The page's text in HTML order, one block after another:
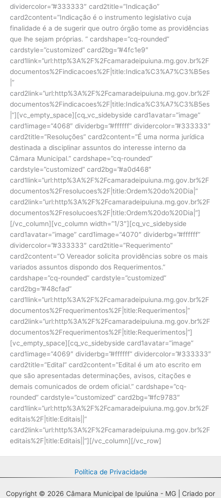
dividercolor=”#333333″ card2title=”Indicação”
card2content=”Indicação é o instrumento legislativo cuja
finalidade é a de sugerir que outro órgão tome as providências
que lhe sejam próprias. ” cardshape=”cq-rounded”
cardstyle=”customized” card2bg=”#4fc1e9″
card1link=”url:http%3A%2F%2Fcamaradeipuiuna.mg.gov.br%2F
documentos%2Findicacoes%2F|title:Indica%C3%A7%C3%B5es
|”
card2link=”url:http%3A%2F%2Fcamaradeipuiuna.mg.gov.br%2F
documentos%2Findicacoes%2F|title:Indica%C3%A7%C3%B5es
|”][vc_empty_space][cq_vc_sidebyside card1avatar=”image”
card1image=”4068″ dividerbg=”#ffffff” dividercolor=”#333333″
card2title=”Resoluções” card2content=”É uma norma jurídica
destinada a disciplinar assuntos do interesse interno da
Câmara Municipal.” cardshape=”cq-rounded”
cardstyle=”customized” card2bg=”#a0d468″
card1link=”url:http%3A%2F%2Fcamaradeipuiuna.mg.gov.br%2F
documentos%2Fresolucoes%2F|title:Ordem%20do%20Dia|”
card2link=”url:http%3A%2F%2Fcamaradeipuiuna.mg.gov.br%2F
documentos%2Fresolucoes%2F|title:Ordem%20do%20Dia|”]
[/vc_column][vc_column width=”1/3″][cq_vc_sidebyside
card1avatar=”image” card1image=”4070″ dividerbg=”#ffffff”
dividercolor=”#333333″ card2title=”Requerimento”
card2content=”O Vereador solicita providências sobre os mais
variados assuntos dispondo dos Requerimentos.”
cardshape=”cq-rounded” cardstyle=”customized”
card2bg=”#48cfad”
card1link=”url:http%3A%2F%2Fcamaradeipuiuna.mg.gov.br%2F
documentos%2Frequerimentos%2F|title:Requerimentos|”
card2link=”url:http%3A%2F%2Fcamaradeipuiuna.mg.gov.br%2F
documentos%2Frequerimentos%2F|title:Requerimentos|”]
[vc_empty_space][cq_vc_sidebyside card1avatar=”image”
card1image=”4069″ dividerbg=”#ffffff” dividercolor=”#333333″
card2title=”Edital” card2content=”Edital é um ato escrito em
que são apresentadas determinações, avisos, citações e
demais comunicados de ordem oficial.” cardshape=”cq-
rounded” cardstyle=”customized” card2bg=”#fc9783″
card1link=”url:http%3A%2F%2Fcamaradeipuiuna.mg.gov.br%2F
editais%2F|title:Editais||”
card2link=”url:http%3A%2F%2Fcamaradeipuiuna.mg.gov.br%2F
editais%2F|title:Editais||”][/vc_column][/vc_row]
Política de Privacidade
Copyright © 2026 Câmara Municipal de Ipuiúna - MG | Criado por